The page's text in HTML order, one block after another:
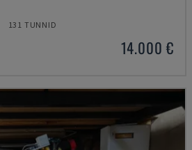
131 TUNNID
14.000 €